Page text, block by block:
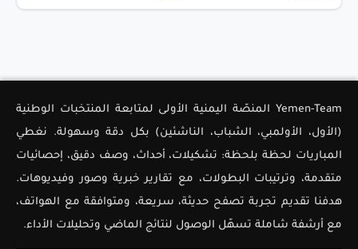
Yemen-Team المنصّة اليمنية الأولى لمتابعة المنتخبات الوطنية
(الأول، الأولمبي، الشباب، الناشئين) بكل دقة وسهولة. نغطي
المباريات لحظة بلحظة: تشكيلات، أحداث، وصف دقيق، إحصائيات
متقدمة، وترتيبات البطولات، مع تقارير خبرية وصور وفيديوهات.
هدفنا تقديم تجربة تصفح حديثة، سريعة، ومتوافقة مع الهواتف،
مع أرشفة شاملة تسهّل الوصول لنتائج الماضي وتحليلات الأداء.